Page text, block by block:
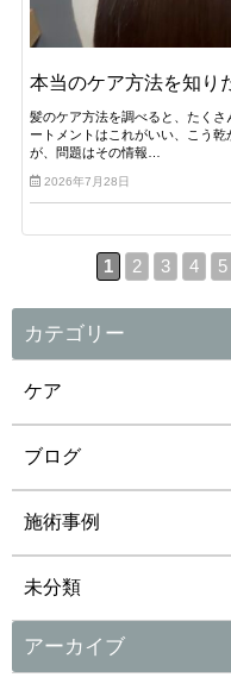
本当のケア方法を知り
髪のケア方法を調べると、たく
ートメントはこれがいい、こう
が、問題はその情報…
2026年7月28日
1 2 3 4 5
カテゴリー
ケア
ブログ
施術事例
未分類
アーカイブ